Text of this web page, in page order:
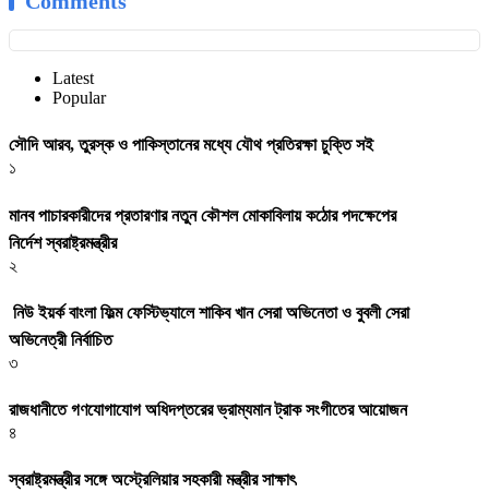
Latest
Popular
সৌদি আরব, তুরস্ক ও পাকিস্তানের মধ্যে যৌথ প্রতিরক্ষা চুক্তি সই
১
মানব পাচারকারীদের প্রতারণার নতুন কৌশল মোকাবিলায় কঠোর পদক্ষেপের
নির্দেশ স্বরাষ্ট্রমন্ত্রীর
২
নিউ ইয়র্ক বাংলা ফিল্ম ফেস্টিভ্যালে শাকিব খান সেরা অভিনেতা ও বুবলী সেরা
অভিনেত্রী নির্বাচিত
৩
রাজধানীতে গণযোগাযোগ অধিদপ্তরের ভ্রাম্যমান ট্রাক সংগীতের আয়োজন
৪
স্বরাষ্ট্রমন্ত্রীর সঙ্গে অস্ট্রেলিয়ার সহকারী মন্ত্রীর সাক্ষাৎ